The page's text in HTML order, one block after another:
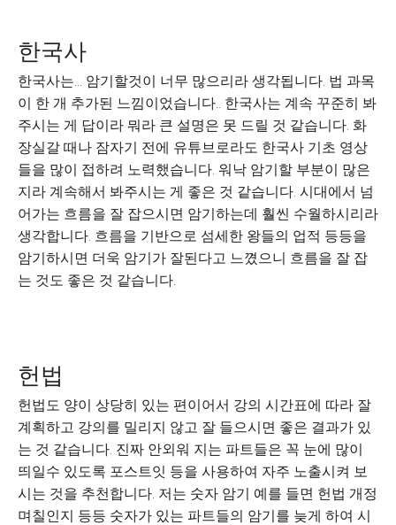
한국사
한국사는... 암기할것이 너무 많으리라 생각됩니다. 법 과목
이 한 개 추가된 느낌이었습니다.. 한국사는 계속 꾸준히 봐
주시는 게 답이라 뭐라 큰 설명은 못 드릴 것 같습니다. 화
장실갈 때나 잠자기 전에 유튜브로라도 한국사 기초 영상
들을 많이 접하려 노력했습니다. 워낙 암기할 부분이 많은
지라 계속해서 봐주시는 게 좋은 것 같습니다. 시대에서 넘
어가는 흐름을 잘 잡으시면 암기하는데 훨씬 수월하시리라
생각합니다. 흐름을 기반으로 섬세한 왕들의 업적 등등을
암기하시면 더욱 암기가 잘된다고 느꼈으니 흐름을 잘 잡
는 것도 좋은 것 같습니다.
헌법
헌법도 양이 상당히 있는 편이어서 강의 시간표에 따라 잘
계획하고 강의를 밀리지 않고 잘 들으시면 좋은 결과가 있
는 것 같습니다. 진짜 안외워 지는 파트들은 꼭 눈에 많이
띄일수 있도록 포스트잇 등을 사용하여 자주 노출시켜 보
시는 것을 추천합니다. 저는 숫자 암기 예를 들면 헌법 개정
며칠인지 등등 숫자가 있는 파트들의 암기를 늦게 하여 시